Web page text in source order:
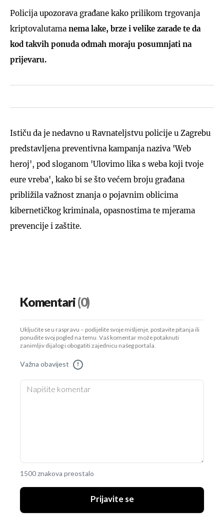
Policija upozorava građane kako prilikom trgovanja
kriptovalutama nema lake, brze i velike zarade te da
kod takvih ponuda odmah moraju posumnjati na
prijevaru.
Ističu da je nedavno u Ravnateljstvu policije u Zagrebu
predstavljena preventivna kampanja naziva 'Web
heroj', pod sloganom 'Ulovimo lika s weba koji tvoje
eure vreba', kako bi se što većem broju građana
približila važnost znanja o pojavnim oblicima
kibernetičkog kriminala, opasnostima te mjerama
prevencije i zaštite.
Komentari(0)
Uključite se u raspravu – podijelite svoje mišljenje, postavite pitanja ili
ponudite svoj pogled na temu. Vaš komentar može potaknuti
zanimljiv dijalog i obogatiti zajednicu našeg portala.
Važna obavijest !
1500 znakova preostalo
Prijavite se